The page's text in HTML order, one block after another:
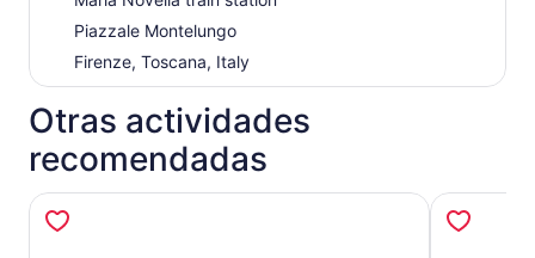
Aquí, explora la plaza principal y asegúrate de capturar
la infame foto que intenta sostener la torre. Mientras nos
alejamos de Pisa y regresamos a Florencia, ¡disfrute de
Piazzale Montelungo
Firenze, Toscana, Italy
Otras actividades
recomendadas